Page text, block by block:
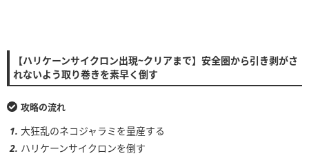
【ハリケーンサイクロン出現~クリアまで】安全圏から引き剥がさ
れないよう取り巻きを素早く倒す
攻略の流れ
大狂乱のネコジャラミを量産する
ハリケーンサイクロンを倒す